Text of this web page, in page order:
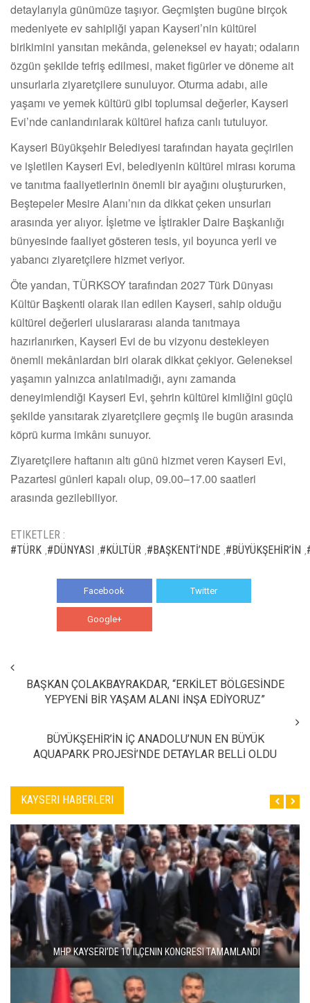
detaylarıyla günümüze taşıyor. Geçmişten bugüne birçok
medeniyete ev sahipliği yapan Kayseri’nin kültürel
birikimini yansıtan mekânda, geleneksel ev hayatı; odaların
özgün şekilde tefriş edilmesi, maket figürler ve döneme ait
unsurlarla ziyaretçilere sunuluyor. Oturma adabı, aile
yaşamı ve yemek kültürü gibi toplumsal değerler, Kayseri
Evi’nde canlandırılarak kültürel hafıza canlı tutuluyor.
Kayseri Büyükşehir Belediyesi tarafından hayata geçirilen
ve işletilen Kayseri Evi, belediyenin kültürel mirası koruma
ve tanıtma faaliyetlerinin önemli bir ayağını oluştururken,
Beştepeler Mesire Alanı’nın da dikkat çeken unsurları
arasında yer alıyor. İşletme ve İştirakler Daire Başkanlığı
bünyesinde faaliyet gösteren tesis, yıl boyunca yerli ve
yabancı ziyaretçilere hizmet veriyor.
Öte yandan, TÜRKSOY tarafından 2027 Türk Dünyası
Kültür Başkenti olarak ilan edilen Kayseri, sahip olduğu
kültürel değerleri uluslararası alanda tanıtmaya
hazırlanırken, Kayseri Evi de bu vizyonu destekleyen
önemli mekânlardan biri olarak dikkat çekiyor. Geleneksel
yaşamın yalnızca anlatılmadığı, aynı zamanda
deneyimlendiği Kayseri Evi, şehrin kültürel kimliğini güçlü
şekilde yansıtarak ziyaretçilere geçmiş ile bugün arasında
köprü kurma imkânı sunuyor.
Ziyaretçilere haftanın altı günü hizmet veren Kayseri Evi,
Pazartesi günleri kapalı olup, 09.00–17.00 saatleri
arasında gezilebiliyor.
ETIKETLER :
#TÜRK #DÜNYASI #KÜLTÜR #BAŞKENTİ’NDE #BÜYÜKŞEHİR’İN
Facebook Twitter
Google+
BAŞKAN ÇOLAKBAYRAKDAR, “ERKİLET BÖLGESİNDE
YEPYENİ BİR YAŞAM ALANI İNŞA EDİYORUZ”
BÜYÜKŞEHİR’İN İÇ ANADOLU’NUN EN BÜYÜK
AQUAPARK PROJESİ’NDE DETAYLAR BELLİ OLDU
KAYSERI HABERLERI
MHP KAYSERI’DE 10 ILÇENIN KONGRESI TAMAMLANDI